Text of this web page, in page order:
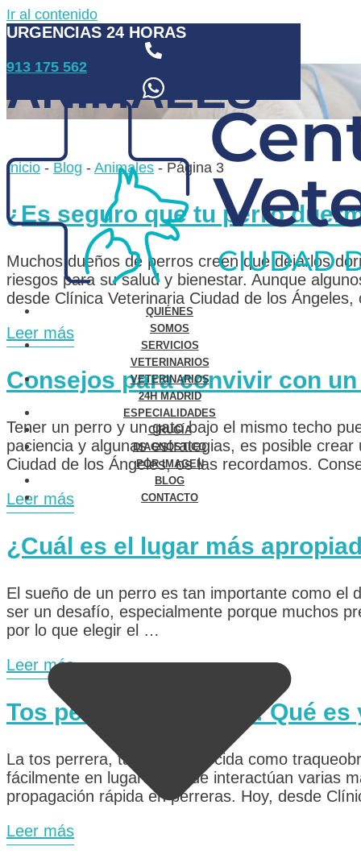
Ir al contenido
URGENCIAS 24 HORAS
913 175 562
QUIÉNES
SOMOS
SERVICIOS
VETERINARIOS
VETERINARIOS
24H MADRID
ESPECIALIDADES
CIRUGÍA
DIAGNÓSTICO
POR IMAGEN
BLOG
CONTACTO
ANIMALES
Inicio-Blog - Animales-Página 3
¿Es seguro que tu perro
Muchos dueños de perros creen que dejarlos
riesgos para su salud y bienestar. Aunque
desde Clínica Veterinaria Ciudad de los
Leer más
Consejos para convivir con
Tener un perro y un gato bajo el mismo techo
paciencia y algunas estrategias, es posible
Ciudad de los Ángeles, os las recordamos.
Leer más
¿Cuál es el lugar más
El sueño de un perro es tan importante como el
ser un desafío, especialmente porque muchos
por lo que elegir el …
Leer más
Tos perrera en perros: Qué
La tos perrera, también conocida como
fácilmente en lugares donde interactúan varias
propagación rápida en perreras. Hoy, desde
Leer más